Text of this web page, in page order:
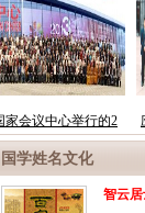
国学姓名文化
智云